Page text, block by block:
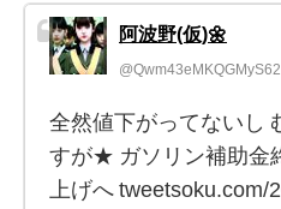
阿波野(仮)🌼
@Qwm43eMKQGMyS62
全然値下がってないし
すが★ ガソリン補助金
上げへ